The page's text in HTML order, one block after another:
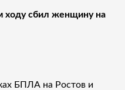
ходу сбил женщину на
БПЛА на Ростов и